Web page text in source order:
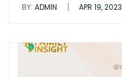
BY: ADMIN | APR 19, 2023